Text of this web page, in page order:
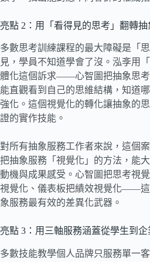
亮點 2：用「看得見的思考」翻轉
多數思考訓練課程的最大障礙是「
見，學員不知道學會了沒。泓斈用
體化這個訴求——心智圖把抽象思考
能直觀看到自己的思維結構，知道
強化。這個視覺化的轉化讓抽象的
證的實作技能。
對所有抽象服務工作者來說，這個
把抽象服務「視覺化」的方法，能
動機與成果感受。心智圖把思考視
視覺化、儀表板把績效視覺化——
象服務最有效的差異化武器。
亮點 3：用三軸服務涵蓋從學生到
多數技能教學個人品牌只服務單一